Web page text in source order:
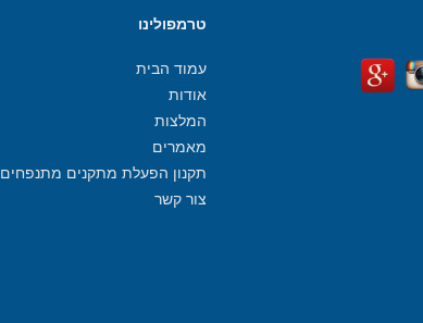
טרמפולינו
עמוד הבית
אודות
המלצות
מאמרים
תקנון הפעלת מתקנים מתנפחים
צור קשר